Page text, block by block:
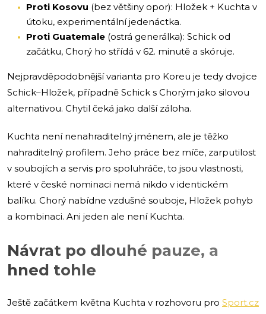
Proti Kosovu (bez většiny opor): Hložek + Kuchta v
útoku, experimentální jedenáctka.
Proti Guatemale (ostrá generálka): Schick od
začátku, Chorý ho střídá v 62. minutě a skóruje.
Nejpravděpodobnější varianta pro Koreu je tedy dvojice
Schick–Hložek, případně Schick s Chorým jako silovou
alternativou. Chytil čeká jako další záloha.
Kuchta není nenahraditelný jménem, ale je těžko
nahraditelný profilem. Jeho práce bez míče, zarputilost
v soubojích a servis pro spoluhráče, to jsou vlastnosti,
které v české nominaci nemá nikdo v identickém
balíku. Chorý nabídne vzdušné souboje, Hložek pohyb
a kombinaci. Ani jeden ale není Kuchta.
Návrat po dlouhé pauze, a
hned tohle
Ještě začátkem května Kuchta v rozhovoru pro Sport.cz